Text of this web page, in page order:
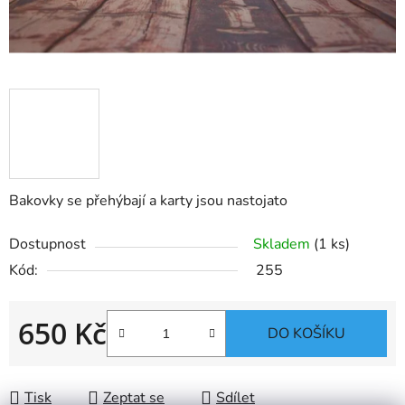
Bakovky se přehýbají a karty jsou nastojato
Dostupnost Skladem (1 ks)
Kód:
255
650 Kč DO KOŠÍKU
Tisk Zeptat se Sdílet